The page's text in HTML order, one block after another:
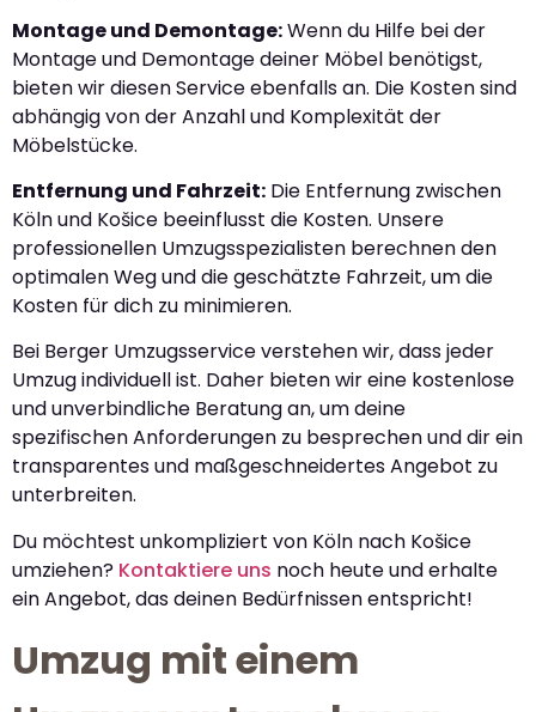
Montage und Demontage:Wenn du Hilfe bei der
Montage und Demontage deiner Möbel benötigst,
bieten wir diesen Service ebenfalls an. Die Kosten sind
abhängig von der Anzahl und Komplexität der
Möbelstücke.
Entfernung und Fahrzeit: Die Entfernung zwischen
Köln und Košice beeinflusst die Kosten. Unsere
professionellen Umzugsspezialisten berechnen den
optimalen Weg und die geschätzte Fahrzeit, um die
Kosten für dich zu minimieren.
Bei Berger Umzugsservice verstehen wir, dass jeder
Umzug individuell ist. Daher bieten wir eine kostenlose
und unverbindliche Beratung an, um deine
spezifischen Anforderungen zu besprechen und dir ein
transparentes und maßgeschneidertes Angebot zu
unterbreiten.
Du möchtest unkompliziert von Köln nach Košice
umziehen? Kontaktiere uns noch heute und erhalte
ein Angebot, das deinen Bedürfnissen entspricht!
Umzug mit einem